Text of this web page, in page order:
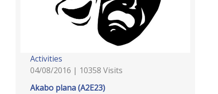
Activities
04/08/2016 | 10358 Visits
Akabo plana (A2E23)